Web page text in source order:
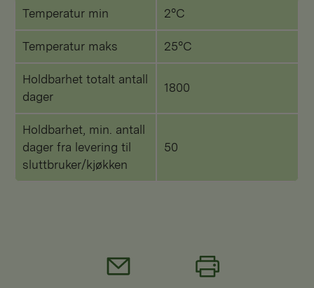
Temperatur min 2°C
Temperatur maks 25°C
Holdbarhet totalt antall
dager
1800
Holdbarhet, min. antall
dager fra levering til
sluttbruker/kjøkken
50